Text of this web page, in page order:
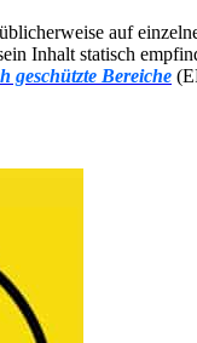
auf
Inhalt statisch
geschützte Bereiche